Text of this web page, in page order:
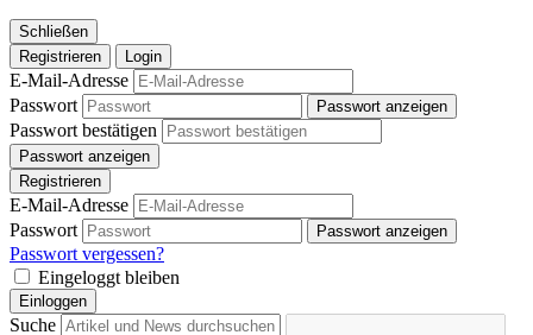
Schließen
Registrieren
Login
E-Mail-Adresse
Passwort
Passwort anzeigen
Passwort bestätigen
Passwort anzeigen
Registrieren
E-Mail-Adresse
Passwort
Passwort anzeigen
Passwort vergessen?
Eingeloggt bleiben
Einloggen
Suche